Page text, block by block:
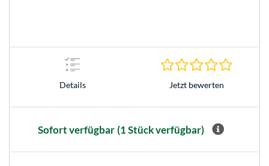
Details Jetzt bewerten
Sofort verfügbar (1 Stück verfügbar)